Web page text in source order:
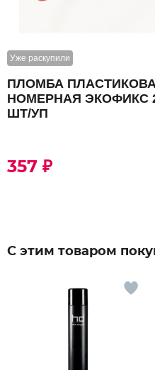
Уже раскупили
ПЛОМБА
НОМЕРНАЯ ЭКОФИКС
ШТ/УП
357 ₽
С этим товаром